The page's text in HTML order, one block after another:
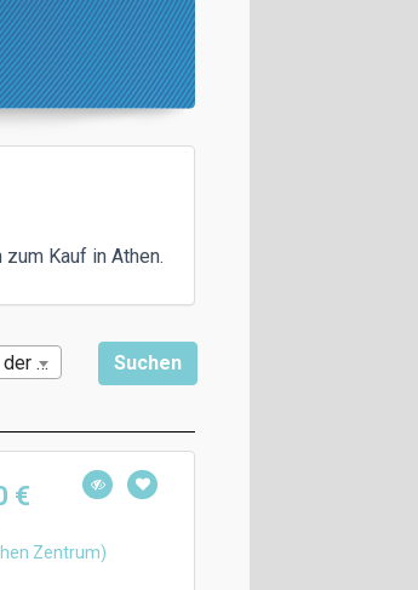
Kauf in Athen.
Datum der Veröffentlichung
€
Zentrum)